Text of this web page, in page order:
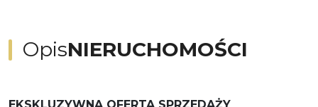
OpisNIERUCHOMOŚCI